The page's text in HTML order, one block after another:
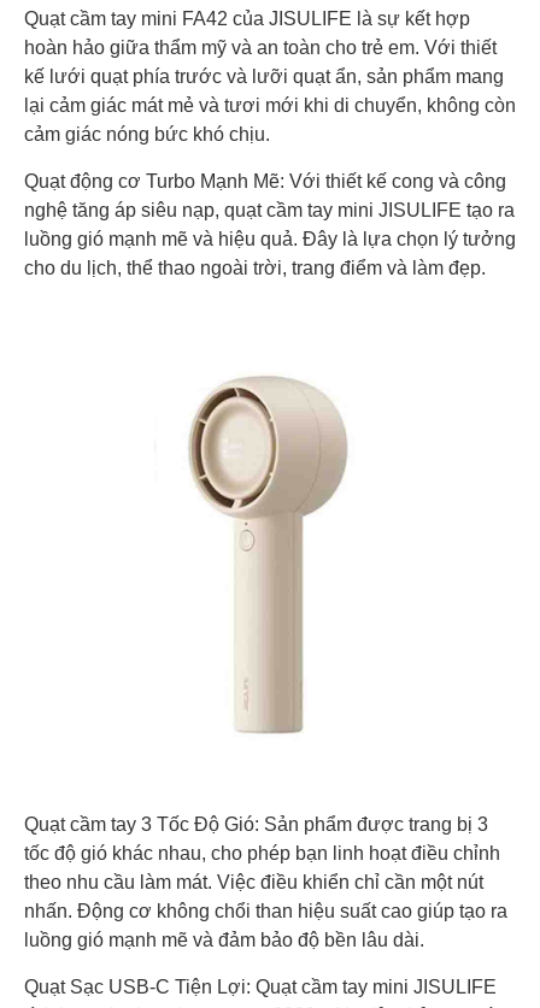
Quạt cầm tay mini FA42 của JISULIFE là sự kết hợp
hoàn hảo giữa thẩm mỹ và an toàn cho trẻ em. Với thiết
kế lưới quạt phía trước và lưỡi quạt ẩn, sản phẩm mang
lại cảm giác mát mẻ và tươi mới khi di chuyển, không còn
cảm giác nóng bức khó chịu.
Quạt động cơ Turbo Mạnh Mẽ: Với thiết kế cong và công
nghệ tăng áp siêu nạp, quạt cầm tay mini JISULIFE tạo ra
luồng gió mạnh mẽ và hiệu quả. Đây là lựa chọn lý tưởng
cho du lịch, thể thao ngoài trời, trang điểm và làm đẹp.
Quạt cầm tay 3 Tốc Độ Gió: Sản phẩm được trang bị 3
tốc độ gió khác nhau, cho phép bạn linh hoạt điều chỉnh
theo nhu cầu làm mát. Việc điều khiển chỉ cần một nút
nhấn. Động cơ không chổi than hiệu suất cao giúp tạo ra
luồng gió mạnh mẽ và đảm bảo độ bền lâu dài.
Quạt Sạc USB-C Tiện Lợi: Quạt cầm tay mini JISULIFE